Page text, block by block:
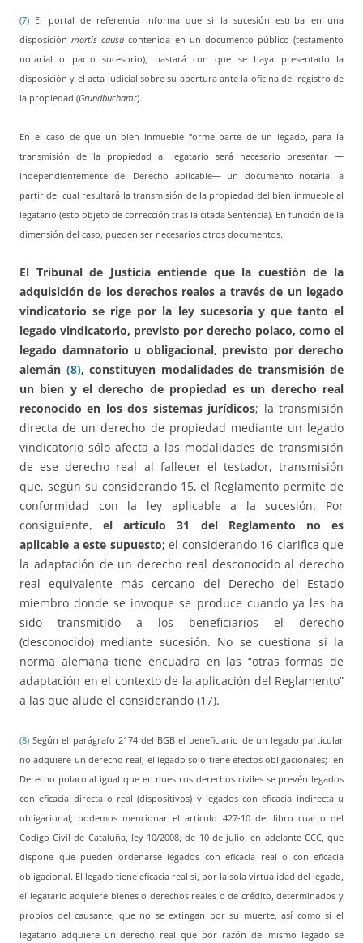
(7) El portal de referencia informa que si la sucesión estriba en una
disposiciónmortis causa contenida en un documento público (testamento
notarial o pacto sucesorio), bastará con que se haya presentado la
disposición y el acta judicial sobre su apertura ante la oficina del registro de
la propiedad (Grundbuchamt).
En el caso de que un bien inmueble forme parte de un legado, para la
transmisión de la propiedad al legatario será necesario presentar —
independientemente del Derecho aplicable— un documento notarial a
partir del cual resultará la transmisión de la propiedad del bien inmueble al
legatario (esto objeto de corrección tras la citada Sentencia). En función de la
dimensión del caso, pueden ser necesarios otros documentos.
El Tribunal de Justicia entiende que la cuestión de la
adquisición de los derechos reales a través de un legado
vindicatorio se rige por la ley sucesoria y que tanto el
legado vindicatorio, previsto por derecho polaco, como el
legado damnatorio u obligacional, previsto por derecho
alemán (8), constituyen modalidades de transmisión de
un bien y el derecho de propiedad es un derecho real
reconocido en los dos sistemas jurídicos; la transmisión
directa de un derecho de propiedad mediante un legado
vindicatorio sólo afecta a las modalidades de transmisión
de ese derecho real al fallecer el testador, transmisión
que, según su considerando 15, el Reglamento permite de
conformidad con la ley aplicable a la sucesión. Por
consiguiente,el artículo 31 del Reglamento no es
aplicable a este supuesto; el considerando 16 clarifica que
la adaptación de un derecho real desconocido al derecho
real equivalente más cercano del Derecho del Estado
miembro donde se invoque se produce cuando ya les ha
sido transmitido a los beneficiarios el derecho
(desconocido) mediante sucesión. No se cuestiona si la
norma alemana tiene encuadra en las “otras formas de
adaptación en el contexto de la aplicación del Reglamento”
a las que alude el considerando (17).
(8) Según el parágrafo 2174 del BGB el beneficiario de un legado particular
no adquiere un derecho real; el legado solo tiene efectos obligacionales; en
Derecho polaco al igual que en nuestros derechos civiles se prevén legados
con eficacia directa o real (dispositivos) y legados con eficacia indirecta u
obligacional; podemos mencionar el artículo 427-10 del libro cuarto del
Código Civil de Cataluña, ley 10/2008, de 10 de julio, en adelante CCC, que
dispone que pueden ordenarse legados con eficacia real o con eficacia
obligacional. El legado tiene eficacia real si, por la sola virtualidad del legado,
el legatario adquiere bienes o derechos reales o de crédito, determinados y
propios del causante, que no se extingan por su muerte, así como si el
legatario adquiere un derecho real que por razón del mismo legado se